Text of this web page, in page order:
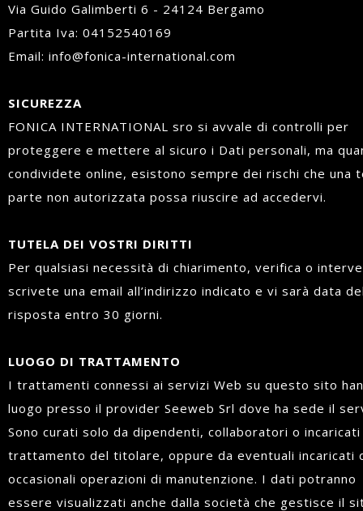
Via Guido Galimberti 6 - 24124 Bergamo
Partita Iva: 04152540169
Email: info@fonica-international.com
SICUREZZA
FONICA INTERNATIONAL sro si avvale di controlli per
proteggere e mettere al sicuro i Dati personali, ma
condividete online, esistono sempre dei rischi che una
parte non autorizzata possa riuscire ad accedervi.
TUTELA DEI VOSTRI DIRITTI
Per qualsiasi necessità di chiarimento, verifica o
scrivete una email all’indirizzo indicato e vi sarà data
risposta entro 30 giorni.
LUOGO DI TRATTAMENTO
I trattamenti connessi ai servizi Web su questo sito
luogo presso il provider Seeweb Srl dove ha sede il
Sono curati solo da dipendenti, collaboratori o incaricati
trattamento del titolare, oppure da eventuali incaricati
occasionali operazioni di manutenzione. I dati potranno
essere visualizzati anche dalla società che gestisce il